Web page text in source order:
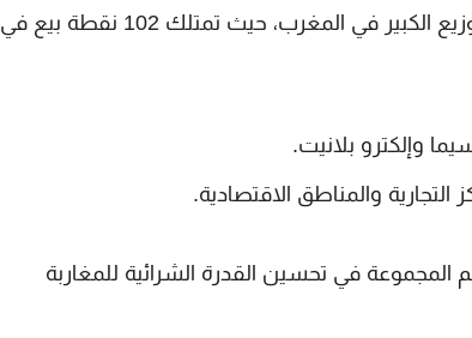
الكبير في المغرب، حيث تمتلك
102 نقطة بيع في
وإلكترو بلانيت.
والمناطق الاقتصادية.
في تحسين القدرة الشرائية للمغاربة